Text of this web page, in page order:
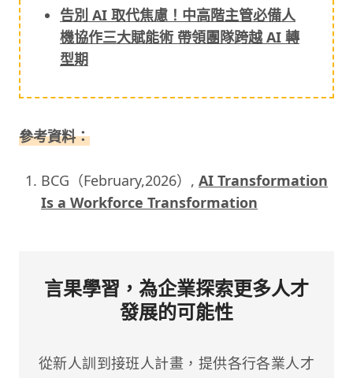
告別 AI 取代焦慮！中高階主管必備人
機協作三大賦能術 帶領團隊跨越 AI 轉
型期
參考資料：
BCG（February,2026）, AI Transformation
Is a Workforce Transformation
言果學習，為企業探索更多人才
發展的可能性
從新人訓到接班人計畫，提供各行各業人才